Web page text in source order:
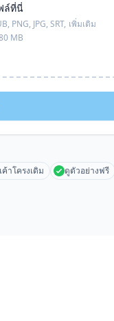
ล์ที่นี่
PNG, JPG, SRT, เพิ่มเติม
MB
ค้าโครงเดิม ดูตัวอย่างฟรี